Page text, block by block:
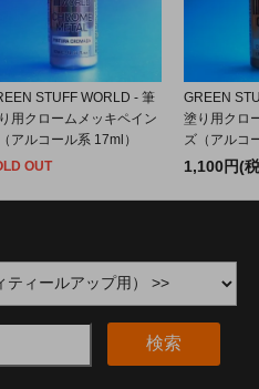
STUFF WORLD - 筆
用クロームメッキペイン
アルコール系 17ml）
OUT
GREEN
塗り用クロ
ズ（アルコ
1,100円(
検索